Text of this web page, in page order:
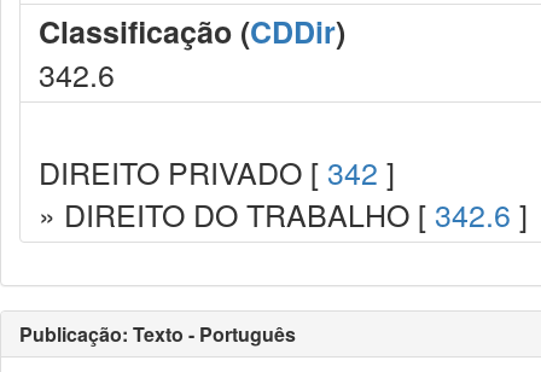
Classificação (CDDir)
342.6
DIREITO PRIVADO [ 342 ]
» DIREITO DO TRABALHO [ 342.6 ]
Publicação: Texto - Português